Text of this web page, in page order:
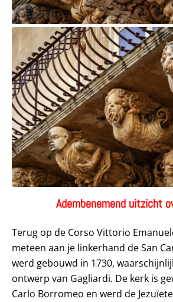
Adembenemend uitzicht
Terug op de Corso Vittorio
meteen aan je linkerhand de San
werd gebouwd in 1730,
ontwerp van Gagliardi. De kerk is
Carlo Borromeo en werd de